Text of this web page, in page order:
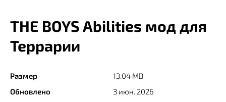
THE BOYS Abilities мод для
Террарии
Размер
13.04 MB
Обновлено
3 июн. 2026